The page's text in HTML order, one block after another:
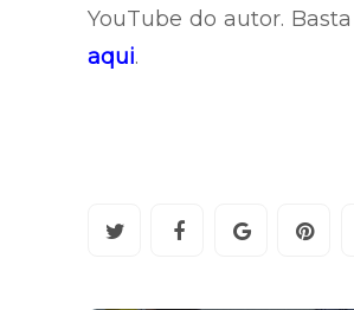
YouTube do autor.
aqui.